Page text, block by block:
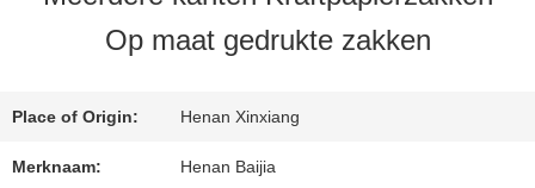
FABRIEKSREIS
KWALITEITSCONTROLE
Op maat gedrukte zakken
Place of Origin: Henan Xinxiang
Merknaam: Henan Baijia